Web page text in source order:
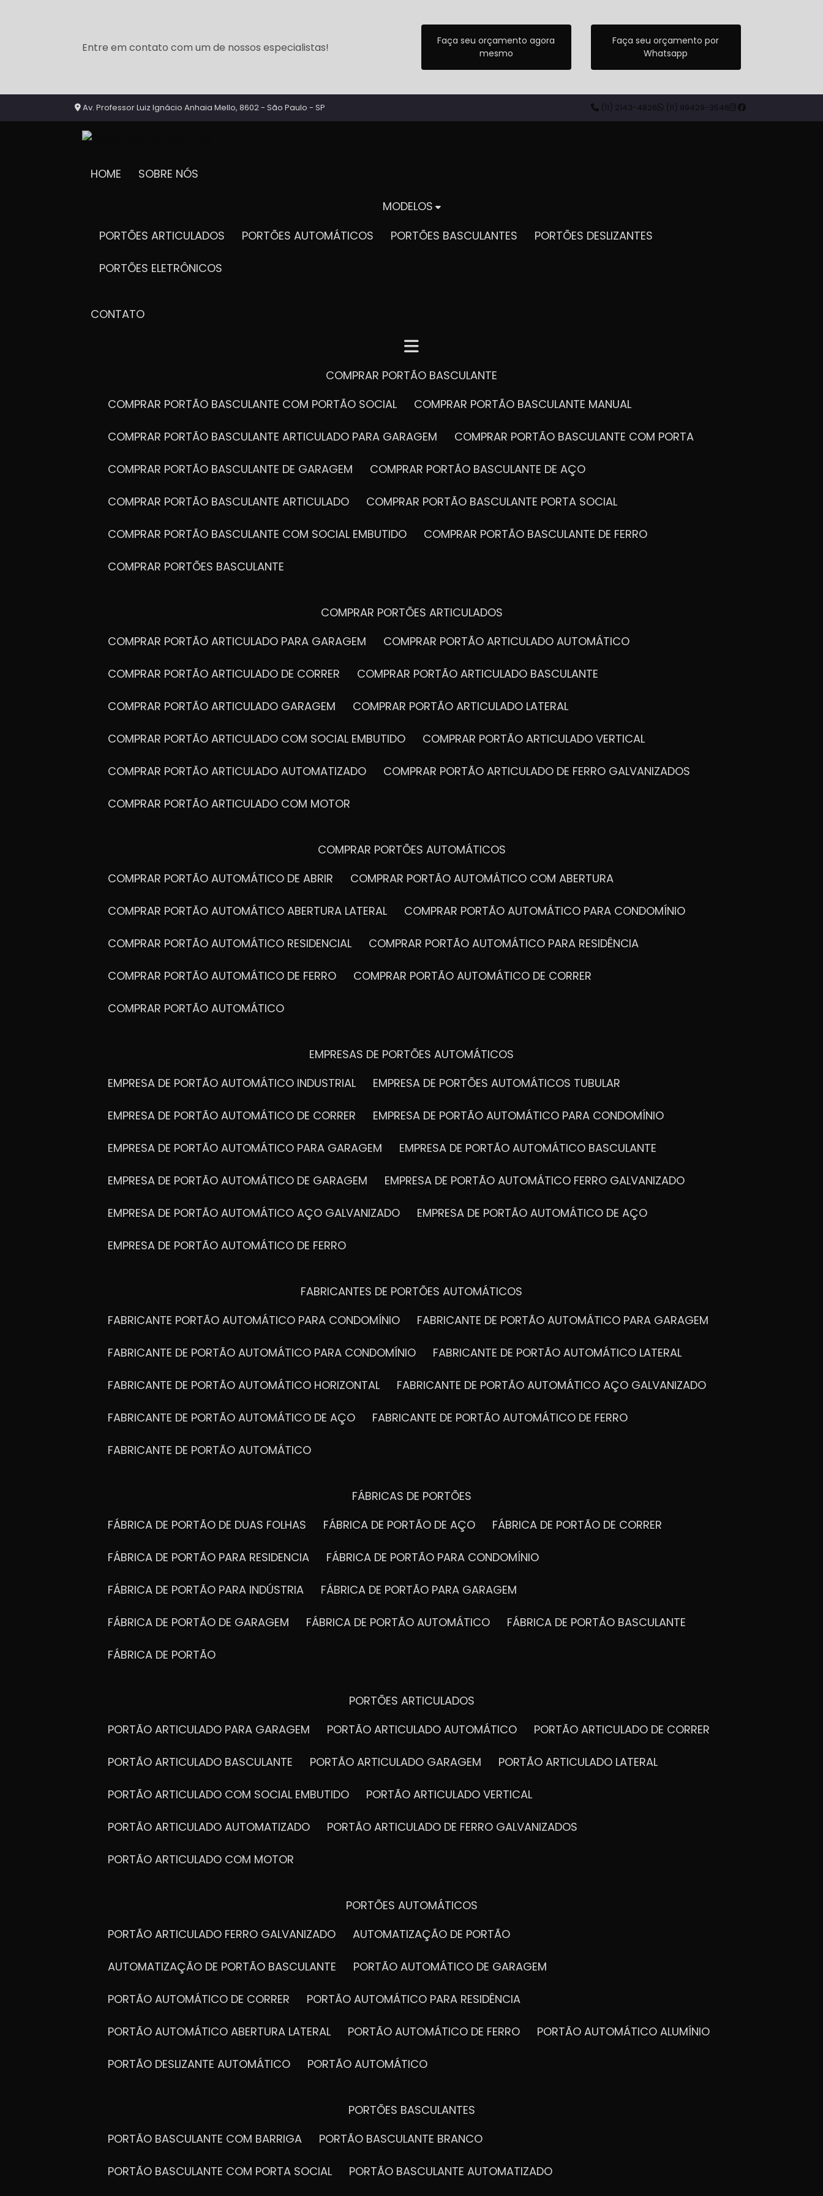
Entre em contato com um de nossos especialistas!
Faça seu orçamento agora
mesmo
Faça seu orçamento por
Whatsapp
Av. Professor Luiz Ignácio Anhaia Mello, 8602 - São Paulo - SP (11) 2143-4826 (11) 99429-3546
HOME SOBRE NÓS
MODELOS
PORTÕES ARTICULADOS
PORTÕES AUTOMÁTICOS PORTÕES BASCULANTES PORTÕES DESLIZANTES
PORTÕES ELETRÔNICOS
CONTATO
COMPRAR PORTÃO BASCULANTE
COMPRAR PORTÃO BASCULANTE COM PORTÃO SOCIAL
COMPRAR PORTÃO BASCULANTE MANUAL
COMPRAR PORTÃO BASCULANTE ARTICULADO PARA GARAGEM COMPRAR PORTÃO BASCULANTE COM PORTA
COMPRAR PORTÃO BASCULANTE DE GARAGEM COMPRAR PORTÃO BASCULANTE DE AÇO
COMPRAR PORTÃO BASCULANTE ARTICULADO COMPRAR PORTÃO BASCULANTE PORTA SOCIAL
COMPRAR PORTÃO BASCULANTE COM SOCIAL EMBUTIDO COMPRAR PORTÃO BASCULANTE DE FERRO
COMPRAR PORTÕES BASCULANTE
COMPRAR PORTÕES ARTICULADOS
COMPRAR PORTÃO ARTICULADO PARA GARAGEM
COMPRAR PORTÃO ARTICULADO AUTOMÁTICO
COMPRAR PORTÃO ARTICULADO DE CORRER COMPRAR PORTÃO ARTICULADO BASCULANTE
COMPRAR PORTÃO ARTICULADO GARAGEM COMPRAR PORTÃO ARTICULADO LATERAL
COMPRAR PORTÃO ARTICULADO COM SOCIAL EMBUTIDO COMPRAR PORTÃO ARTICULADO VERTICAL
COMPRAR PORTÃO ARTICULADO AUTOMATIZADO COMPRAR PORTÃO ARTICULADO DE FERRO GALVANIZADOS
COMPRAR PORTÃO ARTICULADO COM MOTOR
COMPRAR PORTÕES AUTOMÁTICOS
COMPRAR PORTÃO AUTOMÁTICO DE ABRIR
COMPRAR PORTÃO AUTOMÁTICO COM ABERTURA
COMPRAR PORTÃO AUTOMÁTICO ABERTURA LATERAL COMPRAR PORTÃO AUTOMÁTICO PARA CONDOMÍNIO
COMPRAR PORTÃO AUTOMÁTICO RESIDENCIAL COMPRAR PORTÃO AUTOMÁTICO PARA RESIDÊNCIA
COMPRAR PORTÃO AUTOMÁTICO DE FERRO COMPRAR PORTÃO AUTOMÁTICO DE CORRER
COMPRAR PORTÃO AUTOMÁTICO
EMPRESAS DE PORTÕES AUTOMÁTICOS
EMPRESA DE PORTÃO AUTOMÁTICO INDUSTRIAL
EMPRESA DE PORTÕES AUTOMÁTICOS TUBULAR
EMPRESA DE PORTÃO AUTOMÁTICO DE CORRER EMPRESA DE PORTÃO AUTOMÁTICO PARA CONDOMÍNIO
EMPRESA DE PORTÃO AUTOMÁTICO PARA GARAGEM EMPRESA DE PORTÃO AUTOMÁTICO BASCULANTE
EMPRESA DE PORTÃO AUTOMÁTICO DE GARAGEM EMPRESA DE PORTÃO AUTOMÁTICO FERRO GALVANIZADO
EMPRESA DE PORTÃO AUTOMÁTICO AÇO GALVANIZADO EMPRESA DE PORTÃO AUTOMÁTICO DE AÇO
EMPRESA DE PORTÃO AUTOMÁTICO DE FERRO
FABRICANTES DE PORTÕES AUTOMÁTICOS
FABRICANTE PORTÃO AUTOMÁTICO PARA CONDOMÍNIO
FABRICANTE DE PORTÃO AUTOMÁTICO PARA GARAGEM
FABRICANTE DE PORTÃO AUTOMÁTICO PARA CONDOMÍNIO FABRICANTE DE PORTÃO AUTOMÁTICO LATERAL
FABRICANTE DE PORTÃO AUTOMÁTICO HORIZONTAL FABRICANTE DE PORTÃO AUTOMÁTICO AÇO GALVANIZADO
FABRICANTE DE PORTÃO AUTOMÁTICO DE AÇO FABRICANTE DE PORTÃO AUTOMÁTICO DE FERRO
FABRICANTE DE PORTÃO AUTOMÁTICO
FÁBRICAS DE PORTÕES
FÁBRICA DE PORTÃO DE DUAS FOLHAS
FÁBRICA DE PORTÃO DE AÇO FÁBRICA DE PORTÃO DE CORRER
FÁBRICA DE PORTÃO PARA RESIDENCIA FÁBRICA DE PORTÃO PARA CONDOMÍNIO
FÁBRICA DE PORTÃO PARA INDÚSTRIA FÁBRICA DE PORTÃO PARA GARAGEM
FÁBRICA DE PORTÃO DE GARAGEM FÁBRICA DE PORTÃO AUTOMÁTICO FÁBRICA DE PORTÃO BASCULANTE
FÁBRICA DE PORTÃO
PORTÕES ARTICULADOS
PORTÃO ARTICULADO PARA GARAGEM
PORTÃO ARTICULADO AUTOMÁTICO PORTÃO ARTICULADO DE CORRER
PORTÃO ARTICULADO BASCULANTE PORTÃO ARTICULADO GARAGEM PORTÃO ARTICULADO LATERAL
PORTÃO ARTICULADO COM SOCIAL EMBUTIDO PORTÃO ARTICULADO VERTICAL
PORTÃO ARTICULADO AUTOMATIZADO PORTÃO ARTICULADO DE FERRO GALVANIZADOS
PORTÃO ARTICULADO COM MOTOR
PORTÕES AUTOMÁTICOS
PORTÃO ARTICULADO FERRO GALVANIZADO
AUTOMATIZAÇÃO DE PORTÃO
AUTOMATIZAÇÃO DE PORTÃO BASCULANTE PORTÃO AUTOMÁTICO DE GARAGEM
PORTÃO AUTOMÁTICO DE CORRER PORTÃO AUTOMÁTICO PARA RESIDÊNCIA
PORTÃO AUTOMÁTICO ABERTURA LATERAL PORTÃO AUTOMÁTICO DE FERRO PORTÃO AUTOMÁTICO ALUMÍNIO
PORTÃO DESLIZANTE AUTOMÁTICO PORTÃO AUTOMÁTICO
PORTÕES BASCULANTES
PORTÃO BASCULANTE COM BARRIGA
PORTÃO BASCULANTE BRANCO
PORTÃO BASCULANTE COM PORTA SOCIAL PORTÃO BASCULANTE AUTOMATIZADO